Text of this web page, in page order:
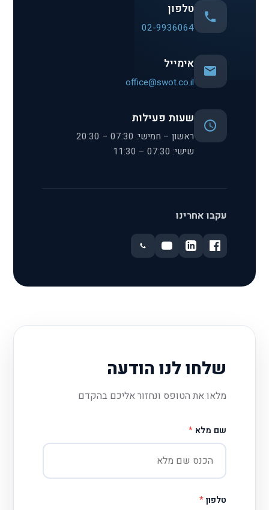
טלפון
02-9936064
אימייל
office@swot.co.il
שעות פעילות
ראשון – חמישי: 07:30 – 20:30
שישי: 07:30 – 11:30
עקבו אחרינו
שלחו לנו הודעה
מלאו את הטופס ונחזור אליכם בהקדם
שם מלא*
טלפון*